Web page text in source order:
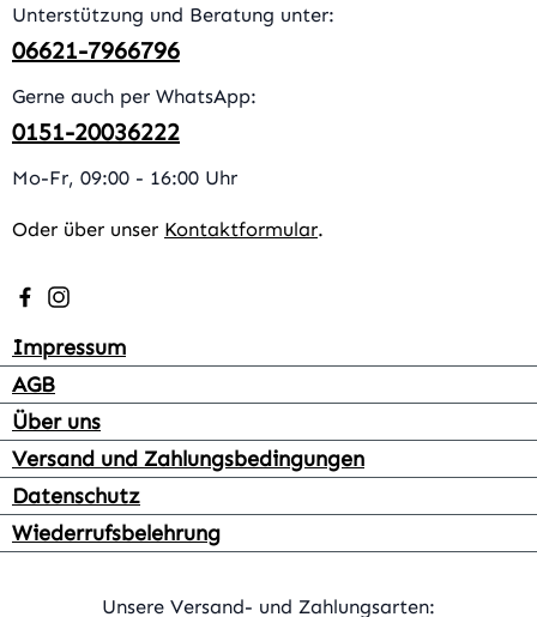
Unterstützung und Beratung unter:
06621-7966796
Gerne auch per WhatsApp:
0151-20036222
Mo-Fr, 09:00 - 16:00 Uhr
Oder über unser Kontaktformular.
Besuche uns auf Facebook – öffnet in neuem Tab
Schau auf Instagram vorbei – öffnet in neuem Tab
Impressum
AGB
Über uns
Versand und Zahlungsbedingungen
Datenschutz
Wiederrufsbelehrung
Unsere Versand- und Zahlungsarten: